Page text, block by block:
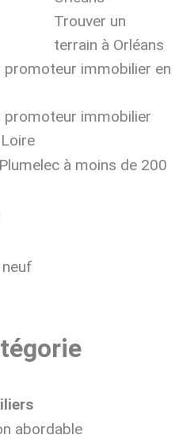
Trouver un
terrain à Orléans
promoteur immobilier en
promoteur immobilier
à moins de 200
abordable